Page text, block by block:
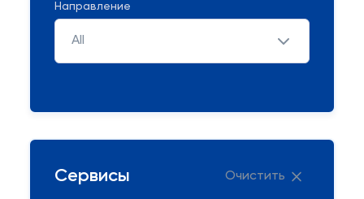
Направление
All
Сервисы Очистить